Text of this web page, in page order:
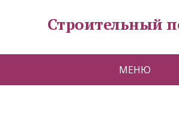
Строительный
МЕНЮ